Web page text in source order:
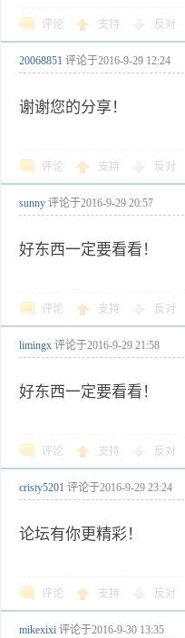
评论 支持 反对
20068851 评论于2016-9-29 12:24
谢谢您的分享！
评论 支持 反对
sunny 评论于2016-9-29 20:57
好东西一定要看看！
评论 支持 反对
limingx 评论于2016-9-29 21:58
好东西一定要看看！
评论 支持 反对
cristy5201 评论于2016-9-29 23:24
论坛有你更精彩！
评论 支持 反对
mikexixi 评论于2016-9-30 13:35